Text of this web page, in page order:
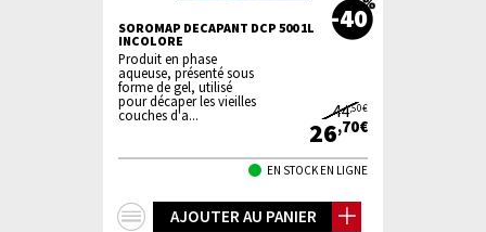
SOROMAP DECAPANT DCP 500 1L
INCOLORE
-40
Produit en phase
aqueuse, présenté sous
forme de gel, utilisé
pour décaper les vieilles
couches d'a...
44,50€
26,70€
EN STOCK EN LIGNE
AJOUTER AU PANIER